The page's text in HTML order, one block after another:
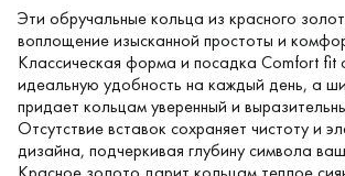
Эти обручальные кольца из красного
воплощение изысканной простоты и
Классическая форма и посадка Comfort fit
идеальную удобность на каждый день, а
придает кольцам уверенный и
Отсутствие вставок сохраняет чистоту и
дизайна, подчеркивая глубину символа